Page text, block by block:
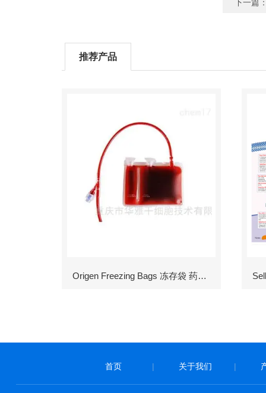
下一篇
推荐产品
Origen Freezing Bags 冻存袋 药包材
首页 | 关于我们 |